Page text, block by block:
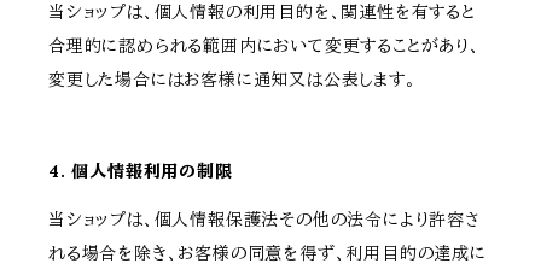
当ショップは、個人情報の利用目的を、関連性を有すると
合理的に認められる範囲内において変更することがあり、
変更した場合にはお客様に通知又は公表します。
4. 個人情報利用の制限
当ショップは、個人情報保護法その他の法令により許容さ
れる場合を除き、お客様の同意を得ず、利用目的の達成に